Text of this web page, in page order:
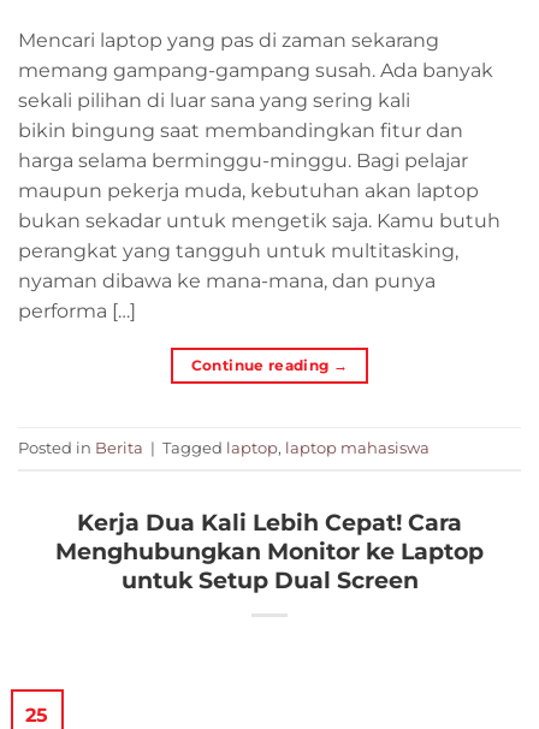
Mencari laptop yang pas di zaman sekarang
memang gampang-gampang susah. Ada banyak
sekali pilihan di luar sana yang sering kali
bikin bingung saat membandingkan fitur dan
harga selama berminggu-minggu. Bagi pelajar
maupun pekerja muda, kebutuhan akan laptop
bukan sekadar untuk mengetik saja. Kamu butuh
perangkat yang tangguh untuk multitasking,
nyaman dibawa ke mana-mana, dan punya
performa […]
Continue reading →
Posted in Berita | Tagged laptop, laptop mahasiswa
Kerja Dua Kali Lebih Cepat! Cara
Menghubungkan Monitor ke Laptop
untuk Setup Dual Screen
25